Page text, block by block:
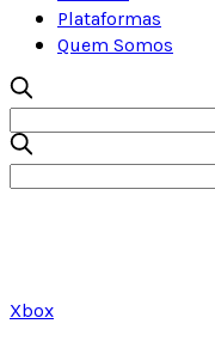
Plataformas
Quem Somos
Xbox